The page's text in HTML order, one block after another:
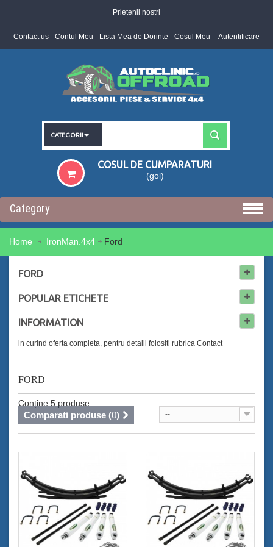
Prietenii nostri
Contact us Contul Meu Lista Mea de Dorinte Cosul Meu Autentificare
CATEGORII
COSUL DE CUMPARATURI
(gol)
Category
Home IronMan.4x4 Ford
FORD
POPULAR ETICHETE
INFORMATION
in curind oferta completa, pentru detalii folositi rubrica Contact
FORD
Conține 5 produse.
--
Comparati produse (0)